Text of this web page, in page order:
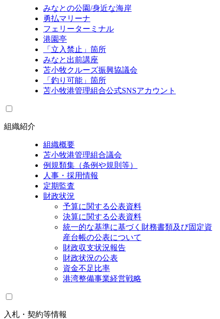
みなとの公園/身近な海岸
勇払マリーナ
フェリーターミナル
港園亭
「立入禁止」箇所
みなと出前講座
苫小牧クルーズ振興協議会
「釣り可能」箇所
苫小牧港管理組合公式SNSアカウント
組織紹介
組織概要
苫小牧港管理組合議会
例規類集（条例や規則等）
人事・採用情報
定期監査
財政状況
予算に関する公表資料
決算に関する公表資料
統一的な基準に基づく財務書類及び固定資
産台帳の公表について
財政収支状況報告
財政状況の公表
資金不足比率
港湾整備事業経営戦略
入札・契約等情報